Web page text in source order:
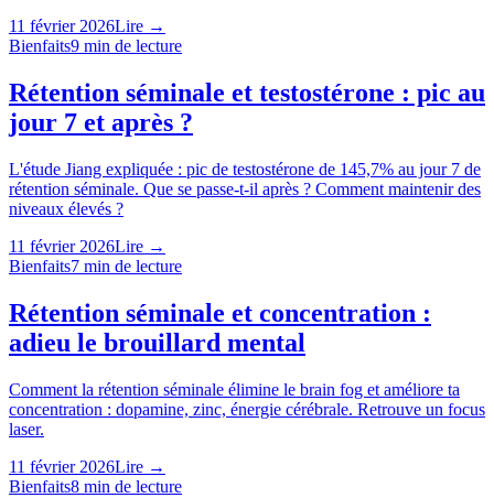
11 février 2026Lire →
Bienfaits9 min de lecture
Rétention séminale et testostérone : pic au
jour 7 et après ?
L'étude Jiang expliquée : pic de testostérone de 145,7% au jour 7 de
rétention séminale. Que se passe-t-il après ? Comment maintenir des
niveaux élevés ?
11 février 2026Lire →
Bienfaits7 min de lecture
Rétention séminale et concentration :
adieu le brouillard mental
Comment la rétention séminale élimine le brain fog et améliore ta
concentration : dopamine, zinc, énergie cérébrale. Retrouve un focus
laser.
11 février 2026Lire →
Bienfaits8 min de lecture